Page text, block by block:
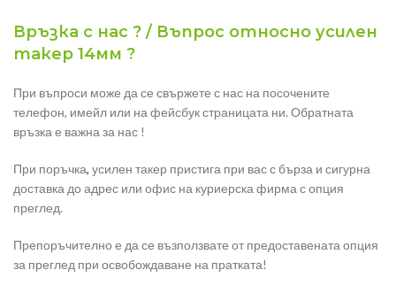
Връзка с нас ? / Въпрос относно усилен
такер 14мм ?
При въпроси може да се свържете с нас на посочените
телефон, имейл или на фейсбук страницата ни. Обратната
връзка е важна за нас !
При поръчка, усилен такер пристига при вас с бърза и сигурна
доставка до адрес или офис на куриерска фирма с опция
преглед.
Препоръчително е да се възползвате от предоставената опция
за преглед при освобождаване на пратката!